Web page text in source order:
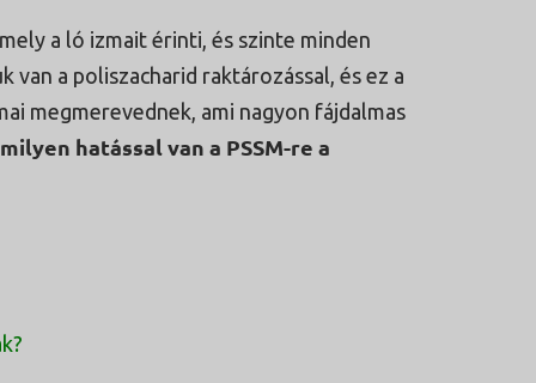
a ló izmait érinti, és szinte minden
van a poliszacharid raktározással, és ez a
megmerevednek, ami nagyon fájdalmas
milyen hatással van a PSSM-re a